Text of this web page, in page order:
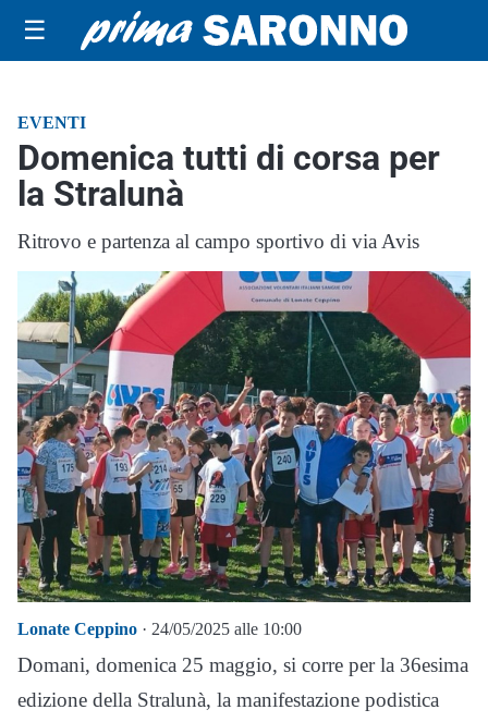
☰
EVENTI
Domenica tutti di corsa per
la Stralunà
Ritrovo e partenza al campo sportivo di via Avis
Lonate Ceppino · 24/05/2025 alle 10:00
Domani, domenica 25 maggio, si corre per la 36esima
edizione della Stralunà, la manifestazione podistica